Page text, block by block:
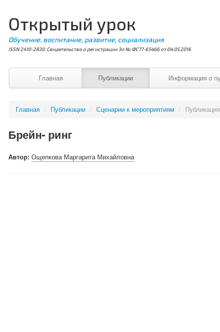
Открытый урок
Обучение, воспитание, развитие, социализация
ISSN 2410-2830. Свидетельство о регистрации Эл № ФС77-65466 от 04.05.2016
Главная Публикации Информация о
Главная / Публикации / Сценарии к мероприятиям /
Брейн- ринг
Автор:Ощепкова Маргарита Михайловна